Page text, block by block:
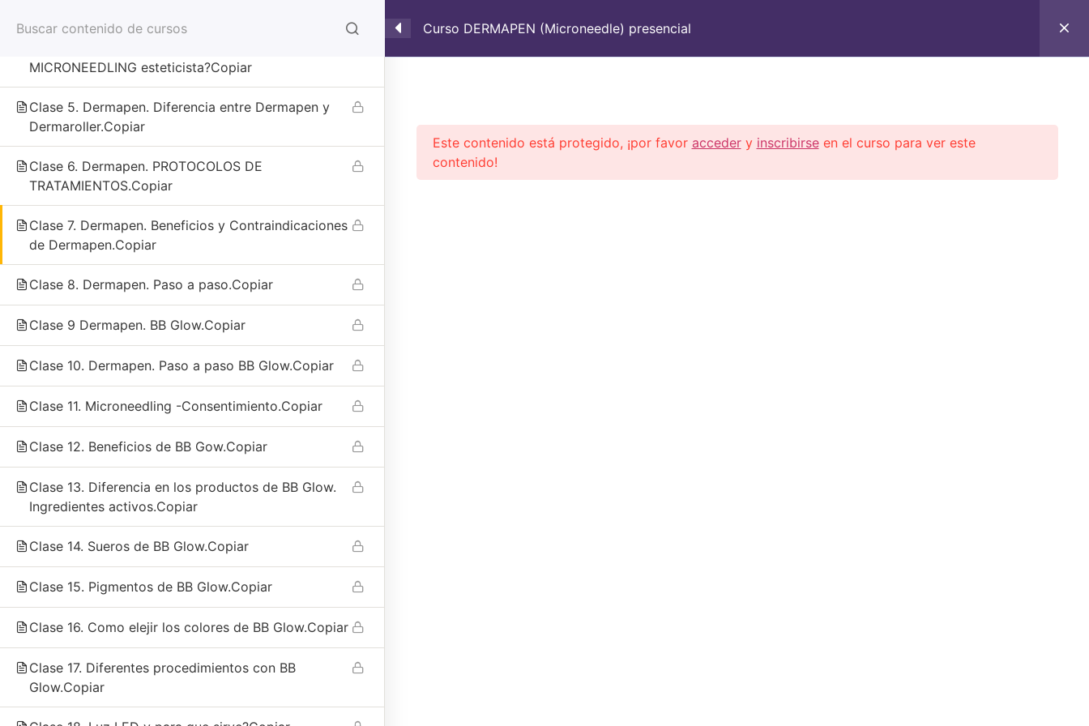
Aparatos Belleza
CURSOS TIENDA DE PRODUCTOS TRATAMIENTOS
Inicio Todos los Cursos curso presencial
Curso DERMAPEN (Microneedle) presencial
MICRONEEDLING esteticista?Copiar
Clase 5. Dermapen. Diferencia entre Dermapen y
Dermaroller.Copiar
Clase 6. Dermapen. PROTOCOLOS DE
TRATAMIENTOS.Copiar
Clase 7. Dermapen. Beneficios y Contraindicaciones
de Dermapen.Copiar
Clase 8. Dermapen. Paso a paso.Copiar
Clase 9 Dermapen. BB Glow.Copiar
Clase 10. Dermapen. Paso a paso BB Glow.Copiar
Clase 11. Microneedling -Consentimiento.Copiar
Clase 12. Beneficios de BB Gow.Copiar
Clase 13. Diferencia en los productos de BB Glow.
Ingredientes activos.Copiar
Clase 14. Sueros de BB Glow.Copiar
Clase 15. Pigmentos de BB Glow.Copiar
Clase 16. Como elejir los colores de BB Glow.Copiar
Clase 17. Diferentes procedimientos con BB
Glow.Copiar
Este contenido está protegido, ¡por favor accedery inscribirseen el curso para ver este
contenido!
Política de Devoluciones